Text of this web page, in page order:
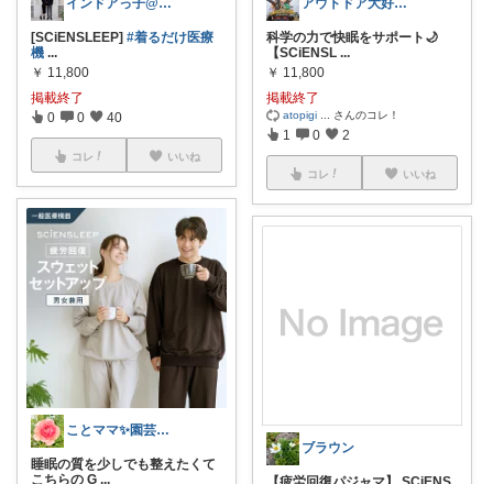
[SCiENSLEEP] #着るだけ医療
機 ...
￥ 11,800
掲載終了
0 0 40
コレ いいね
ことママ✨園芸シーズン❤️
睡眠の質を少しでも整えたくて
こちらの G ...
科学の力で快眠をサポート🌙
【SCiENSL ...
￥ 11,800
掲載終了
atopigi さんのコレ！
1 0 2
コレ いいね
ブラウン